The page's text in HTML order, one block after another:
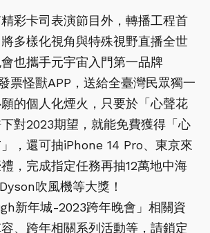
彩卡司表演節目外，轉播工程首
多樣化視角與特殊視野直播全世
也攜手元宇宙入門第一品牌
票怪獸APP，送給全臺灣民眾獨一
的個人化煙火，只要於「心聲花
對2023期望，就能免費獲得「心
，還可抽iPhone 14 Pro、東京來
，完成指定任務再抽12萬地中海
吹風機等大獎！
新年城-2023跨年晚會」相關資
、跨年相關系列活動等，請鎖定